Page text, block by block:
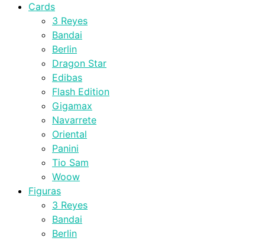
Cards
3 Reyes
Bandai
Berlin
Dragon Star
Edibas
Flash Edition
Gigamax
Navarrete
Oriental
Panini
Tio Sam
Woow
Figuras
3 Reyes
Bandai
Berlin